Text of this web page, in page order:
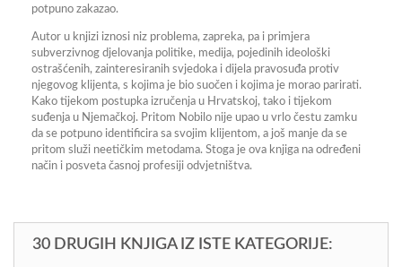
potpuno zakazao.
Autor u knjizi iznosi niz problema, zapreka, pa i primjera
subverzivnog djelovanja politike, medija, pojedinih ideološki
ostrašćenih, zainteresiranih svjedoka i dijela pravosuđa protiv
njegovog klijenta, s kojima je bio suočen i kojima je morao parirati.
Kako tijekom postupka izručenja u Hrvatskoj, tako i tijekom
suđenja u Njemačkoj. Pritom Nobilo nije upao u vrlo čestu zamku
da se potpuno identificira sa svojim klijentom, a još manje da se
pritom služi neetičkim metodama. Stoga je ova knjiga na određeni
način i posveta časnoj profesiji odvjetništva.
30 DRUGIH KNJIGA IZ ISTE KATEGORIJE: